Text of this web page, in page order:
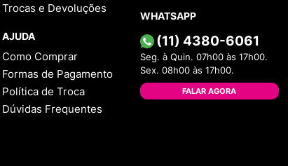
Trocas e Devoluções
AJUDA
Como Comprar
Formas de Pagamento
Política de Troca
Dúvidas Frequentes
WHATSAPP
(11) 4380-6061
Seg. à Quin. 07h00 às 17h00.
Sex. 08h00 às 17h00.
FALAR AGORA